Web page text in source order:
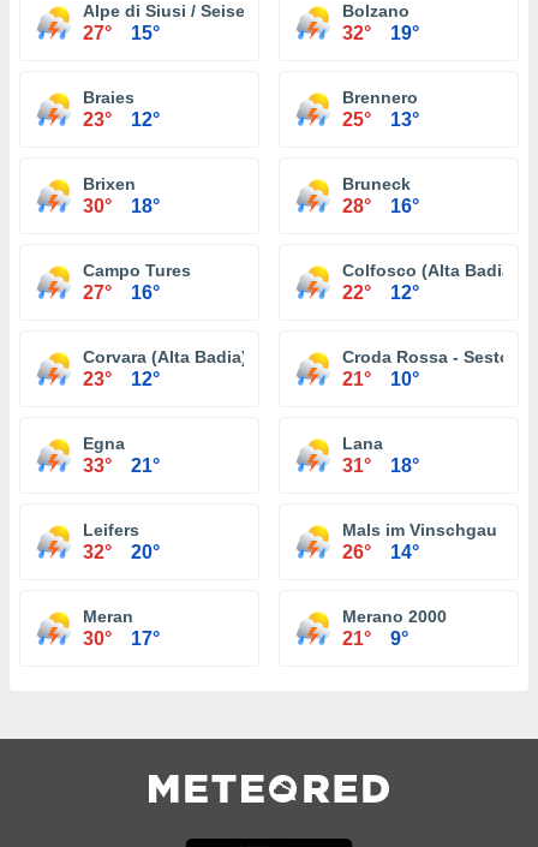
Alpe di Siusi / Seiser Alm
27° 15°
Bolzano
32° 19°
Braies
23° 12°
Brennero
25° 13°
Brixen
30° 18°
Bruneck
28° 16°
Campo Tures
27° 16°
Colfosco (Alta Badia)
22° 12°
Corvara (Alta Badia)
23° 12°
Croda Rossa - Sesto
21° 10°
Egna
33° 21°
Lana
31° 18°
Leifers
32° 20°
Mals im Vinschgau
26° 14°
Meran
30° 17°
Merano 2000
21° 9°